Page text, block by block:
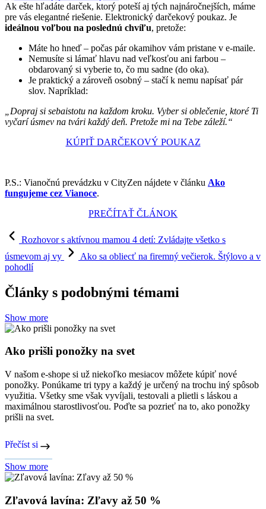
Ak ešte hľadáte darček, ktorý poteší aj tých najnáročnejších, máme
pre vás elegantné riešenie. Elektronický darčekový poukaz. Je
ideálnou voľbou na poslednú chvíľu, pretože:
Máte ho hneď – počas pár okamihov vám pristane v e-maile.
Nemusíte si lámať hlavu nad veľkosťou ani farbou –
obdarovaný si vyberie to, čo mu sadne (do oka).
Je praktický a zároveň osobný – stačí k nemu napísať pár
slov. Napríklad:
„Dopraj si sebaistotu na každom kroku. Vyber si oblečenie, ktoré Ti
vyčarí úsmev na tvári každý deň. Pretože mi na Tebe záleží.“
KÚPIŤ DARČEKOVÝ POUKAZ
P.S.: Vianočnú prevádzku v CityZen nájdete v článku Ako
fungujeme cez Vianoce.
PREČÍTAŤ ČLÁNOK
Rozhovor s aktívnou mamou 4 detí: Zvládajte všetko s
úsmevom aj vy
Ako sa obliecť na firemný večierok. Štýlovo a v
pohodlí
Články s podobnými témami
Show more
Ako prišli ponožky na svet
V našom e-shope si už niekoľko mesiacov môžete kúpiť nové
ponožky. Ponúkame tri typy a každý je určený na trochu iný spôsob
využitia. Všetky sme však vyvíjali, testovali a plietli s láskou a
maximálnou starostlivosťou. Poďte sa pozrieť na to, ako ponožky
prišli na svet.
Přečíst si
Show more
Zľavová lavína: Zľavy až 50 %